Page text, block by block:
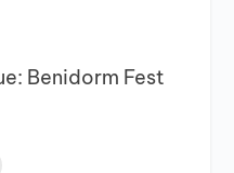
Benidorm Fest